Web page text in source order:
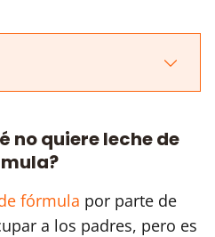
no quiere leche de
fórmula por parte de
a los padres, pero es